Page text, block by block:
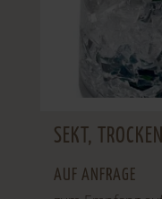
SEKT,
AUF ANFRAGE